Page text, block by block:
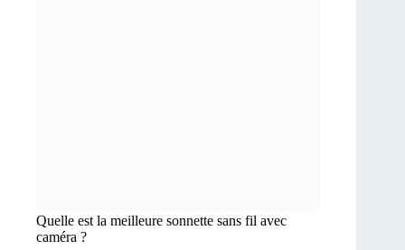
Quelle est la meilleure sonnette sans fil avec
caméra ?